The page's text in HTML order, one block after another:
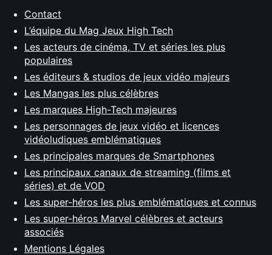
Contact
L’équipe du Mag Jeux High Tech
Les acteurs de cinéma, TV et séries les plus
populaires
Les éditeurs & studios de jeux vidéo majeurs
Les Mangas les plus célèbres
Les marques High-Tech majeures
Les personnages de jeux vidéo et licences
vidéoludiques emblématiques
Les principales marques de Smartphones
Les principaux canaux de streaming (films et
séries) et de VOD
Les super-héros les plus emblématiques et connus
Les super-héros Marvel célèbres et acteurs
associés
Mentions Légales